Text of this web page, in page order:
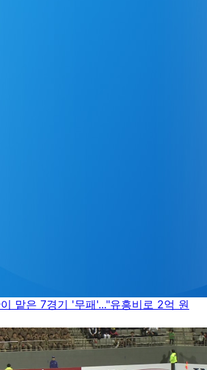
맡은 7경기 '무패'..."유흥비로 2억 원